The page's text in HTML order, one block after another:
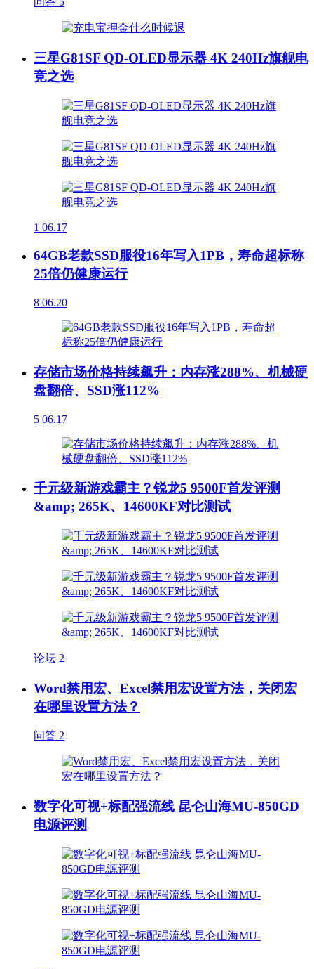
三星G81SF QD-OLED显示器 4K 240Hz旗舰电
竞之选
1 06.17
64GB老款SSD服役16年写入1PB，寿命超标称
25倍仍健康运行
8 06.20
存储市场价格持续飙升：内存涨288%、机械硬
盘翻倍、SSD涨112%
5 06.17
千元级新游戏霸主？锐龙5 9500F首发评测
&amp; 265K、14600KF对比测试
论坛 2
Word禁用宏、Excel禁用宏设置方法，关闭宏
在哪里设置方法？
问答 2
数字化可视+标配强流线 昆仑山海MU-850GD
电源评测